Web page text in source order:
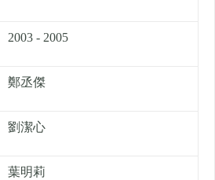
2003 - 2005
鄭丞傑
劉潔心
葉明莉